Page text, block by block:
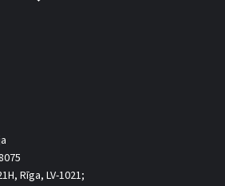
Rīga, LV-1021;